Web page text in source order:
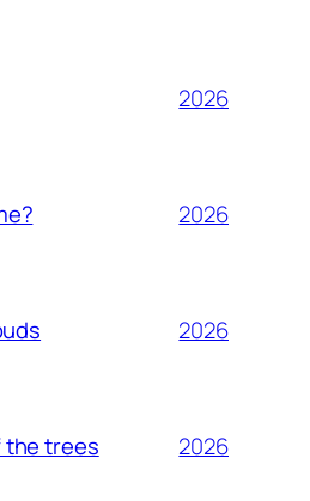
2026
2026
2026
the trees 2026